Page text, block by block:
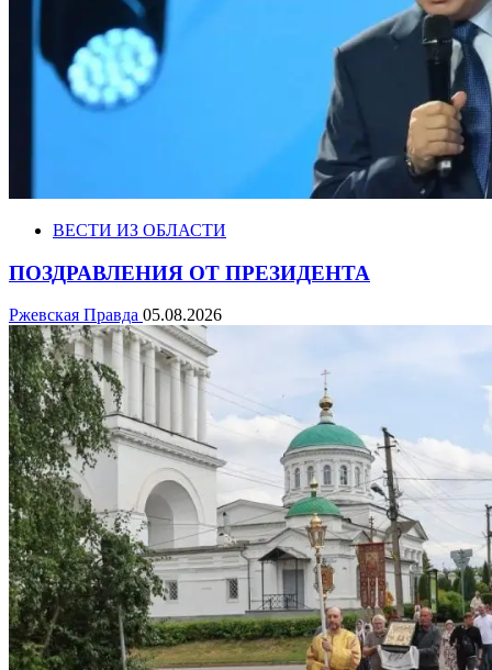
ВЕСТИ ИЗ ОБЛАСТИ
ПОЗДРАВЛЕНИЯ ОТ ПРЕЗИДЕНТА
Ржевская Правда 05.08.2026